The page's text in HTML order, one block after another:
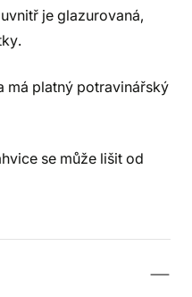
je glazurovaná,
má platný potravinářský
se může lišit od